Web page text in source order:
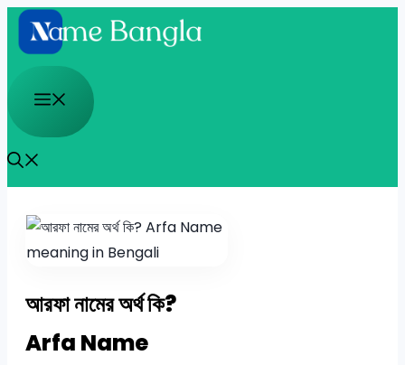
Skip
to
content
Menu
আরফা নামের অর্থ কি?
Arfa Name